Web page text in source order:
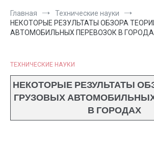
Главная
Технические науки
НЕКОТОРЫЕ РЕЗУЛЬТАТЫ ОБЗОРА
АВТОМОБИЛЬНЫХ ПЕРЕВОЗОК В
ТЕХНИЧЕСКИЕ НАУКИ
НЕКОТОРЫЕ РЕЗУЛЬТАТЫ
ГРУЗОВЫХ
В ГОРОДАХ